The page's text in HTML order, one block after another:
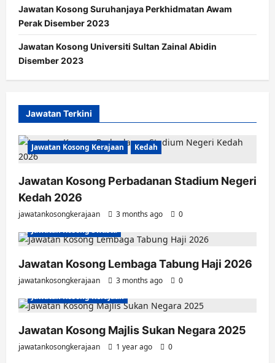
Jawatan Kosong Suruhanjaya Perkhidmatan Awam
Perak Disember 2023
Jawatan Kosong Universiti Sultan Zainal Abidin
Disember 2023
Jawatan Terkini
Jawatan Kosong Kerajaan Kedah
Jawatan Kosong Perbadanan Stadium Negeri
Kedah 2026
jawatankosongkerajaan 3 months ago
0
Jawatan Kosong Swasta
Jawatan Kosong Lembaga Tabung Haji 2026
jawatankosongkerajaan 3 months ago
0
Jawatan Kosong Kerajaan
Jawatan Kosong Majlis Sukan Negara 2025
jawatankosongkerajaan 1 year ago 0